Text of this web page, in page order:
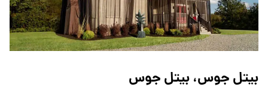
بیتل جوس، بیتل جوس